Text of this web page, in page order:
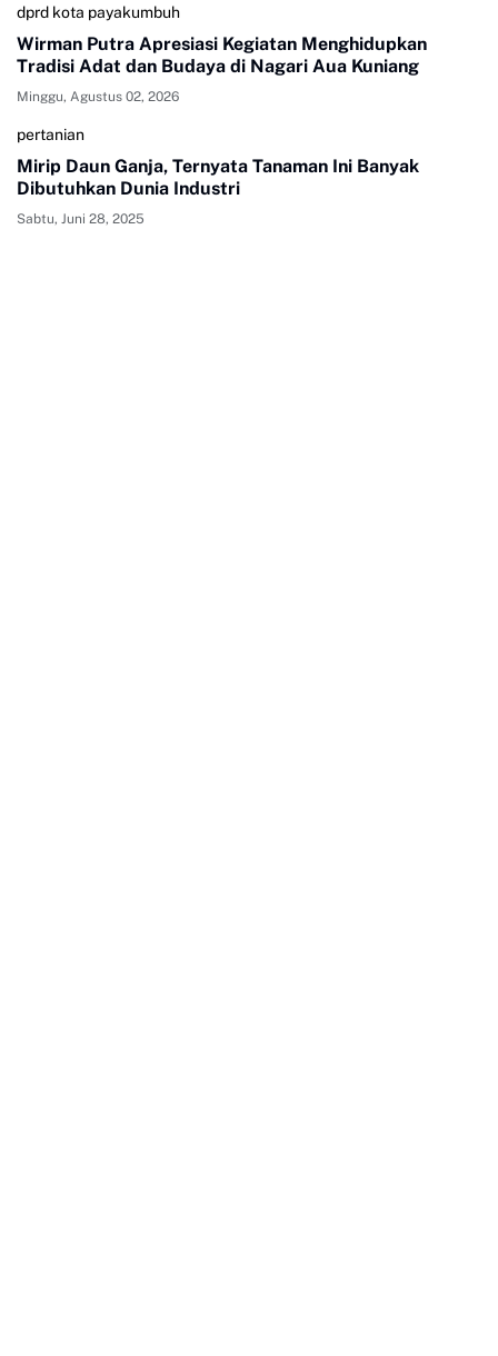
dprd kota payakumbuh
Wirman Putra Apresiasi Kegiatan Menghidupkan
Tradisi Adat dan Budaya di Nagari Aua Kuniang
Minggu, Agustus 02, 2026
pertanian
Mirip Daun Ganja, Ternyata Tanaman Ini Banyak
Dibutuhkan Dunia Industri
Sabtu, Juni 28, 2025